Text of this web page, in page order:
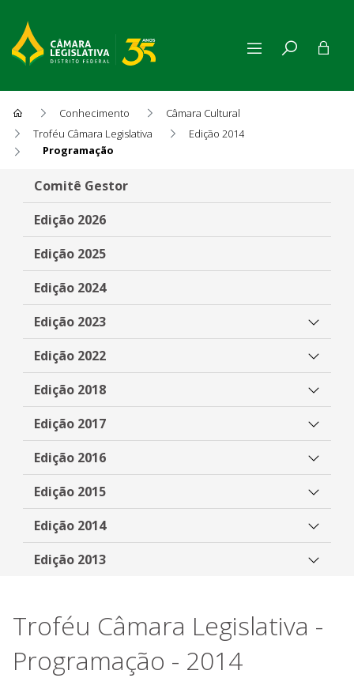
Conhecimento
Câmara Cultural
Troféu Câmara Legislativa
Edição 2014
Programação
Programação
Comitê Gestor
Edição 2026
Edição 2025
Edição 2024
Edição 2023
Edição 2022
Edição 2018
Edição 2017
Edição 2016
Edição 2015
Edição 2014
Edição 2013
Troféu Câmara Legislativa -
Programação - 2014